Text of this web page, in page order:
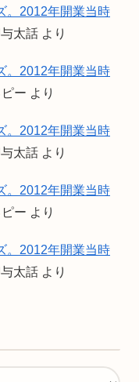
。2012年開業当時
太話 より
。2012年開業当時
ー より
。2012年開業当時
太話 より
。2012年開業当時
ー より
。2012年開業当時
太話 より